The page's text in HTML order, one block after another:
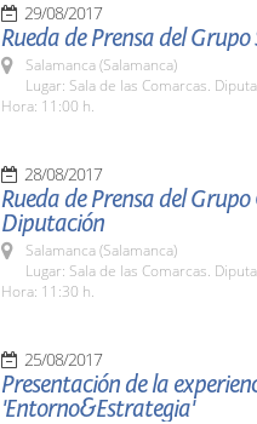
29/08/2017
Rueda de Prensa del Grupo
Salamanca (Salamanca)
Lugar: Sala de las Comarcas.
Hora: 11:00 h.
28/08/2017
Rueda de Prensa del
Diputación
Salamanca (Salamanca)
Lugar: Sala de las Comarcas.
Hora: 11:30 h.
25/08/2017
Presentación de la
'Entorno&Estrategia'